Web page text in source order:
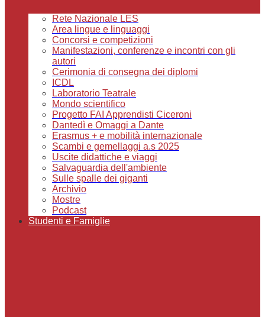
Rete Nazionale LES
Area lingue e linguaggi
Concorsi e competizioni
Manifestazioni, conferenze e incontri con gli
autori
Cerimonia di consegna dei diplomi
ICDL
Laboratorio Teatrale
Mondo scientifico
Progetto FAI Apprendisti Ciceroni
Dantedì e Omaggi a Dante
Erasmus + e mobilità internazionale
Scambi e gemellaggi a.s 2025
Uscite didattiche e viaggi
Salvaguardia dell'ambiente
Sulle spalle dei giganti
Archivio
Mostre
Podcast
Studenti e Famiglie